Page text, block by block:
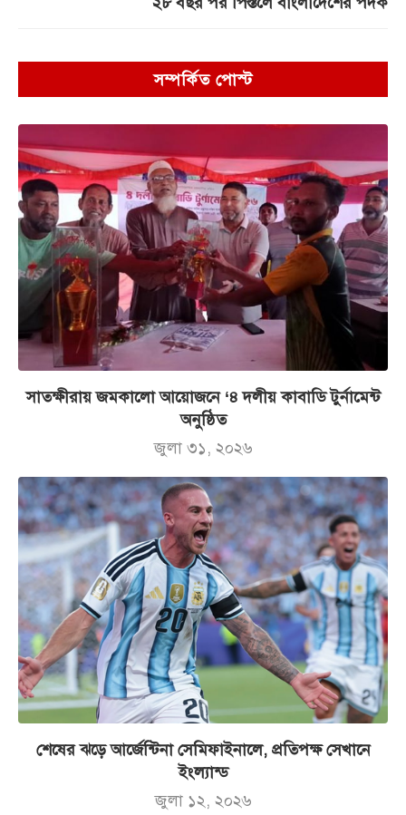
সম্পর্কিত পোস্ট
সাতক্ষীরায় জমকালো আয়োজনে ‘৪ দলীয় কাবাডি টুর্নামেন্ট
অনুষ্ঠিত
জুলা ৩১, ২০২৬
শেষের ঝড়ে আর্জেন্টিনা সেমিফাইনালে, প্রতিপক্ষ সেখানে
ইংল্যান্ড
জুলা ১২, ২০২৬